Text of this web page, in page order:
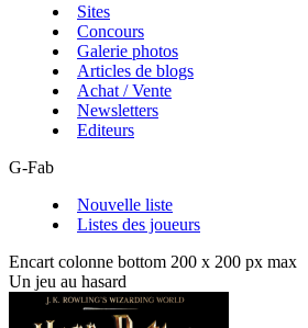
Sites
Concours
Galerie photos
Articles de blogs
Achat / Vente
Newsletters
Editeurs
G-Fab
Nouvelle liste
Listes des joueurs
Encart colonne bottom 200 x 200 px max
Un jeu au hasard